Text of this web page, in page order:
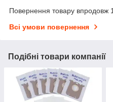
Повернення товару впродовж
Всі умови повернення
Подібні товари компанії